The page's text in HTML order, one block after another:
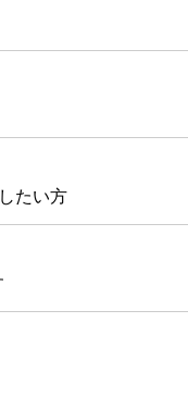
たい方